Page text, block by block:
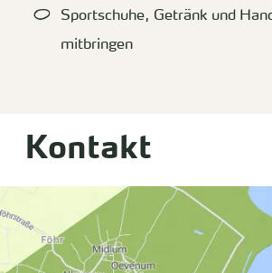
Sportschuhe, Getränk und
mitbringen
Kontakt